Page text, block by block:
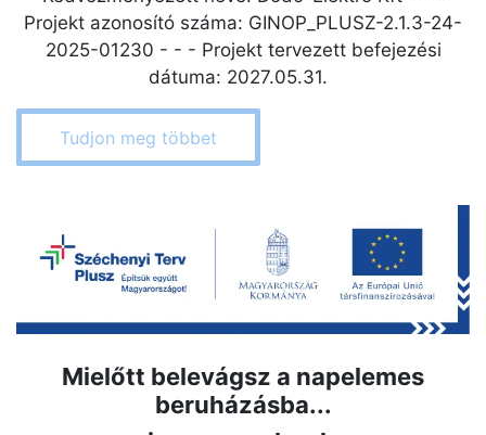
Projekt azonosító száma: GINOP_PLUSZ-2.1.3-24-
2025-01230 - - - Projekt tervezett befejezési
dátuma: 2027.05.31.
Tudjon meg többet
Mielőtt belevá​gsz a napelemes
beruházásba...